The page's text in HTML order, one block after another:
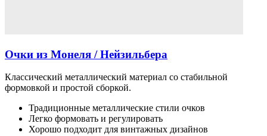
Очки из Монеля / Нейзильбера
Классический металлический материал со стабильной
формовкой и простой сборкой.
Традиционные металлические стили очков
Легко формовать и регулировать
Хорошо подходит для винтажных дизайнов